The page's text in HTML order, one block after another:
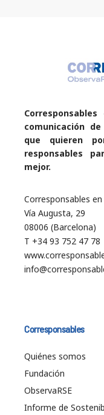
comunicación
que quieren
responsables
mejor.
Corresponsables en
Vía Augusta, 29
08006 (Barcelona)
T +34 93 752 47 78
Corresponsables
Quiénes somos
Fundación
ObservaRSE
Informe de